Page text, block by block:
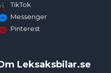
TikTok
Messenger
Pinterest
Leksaksbilar.se